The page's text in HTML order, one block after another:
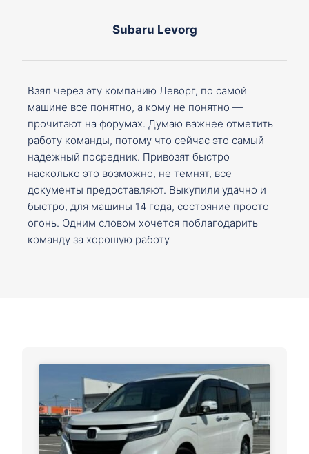
Subaru Levorg
Взял через эту компанию Леворг, по самой
машине все понятно, а кому не понятно —
прочитают на форумах. Думаю важнее отметить
работу команды, потому что сейчас это самый
надежный посредник. Привозят быстро
насколько это возможно, не темнят, все
документы предоставляют. Выкупили удачно и
быстро, для машины 14 года, состояние просто
огонь. Одним словом хочется поблагодарить
команду за хорошую работу